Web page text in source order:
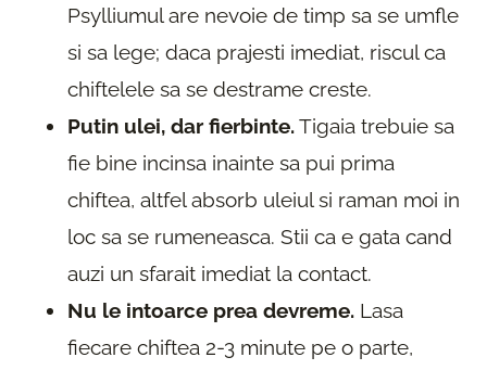
Psylliumul are nevoie de timp sa se umfle
si sa lege; daca prajesti imediat, riscul ca
chiftelele sa se destrame creste.
Putin ulei, dar fierbinte.Tigaia trebuie sa
fie bine incinsa inainte sa pui prima
chiftea, altfel absorb uleiul si raman moi in
loc sa se rumeneasca. Stii ca e gata cand
auzi un sfarait imediat la contact.
Nu le intoarce prea devreme. Lasa
fiecare chiftea 2-3 minute pe o parte,